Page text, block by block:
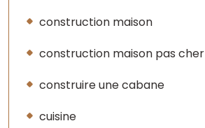
construction maison
construction maison pas cher
construire une cabane
cuisine